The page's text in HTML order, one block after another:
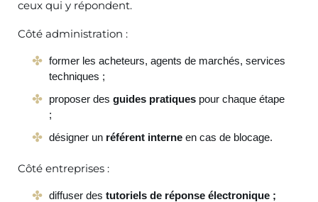
ceux qui y répondent.
Côté administration :
former les acheteurs, agents de marchés, services
techniques ;
proposer des guides pratiques pour chaque étape
;
désigner un référent interne en cas de blocage.
Côté entreprises :
diffuser des tutoriels de réponse électronique ;